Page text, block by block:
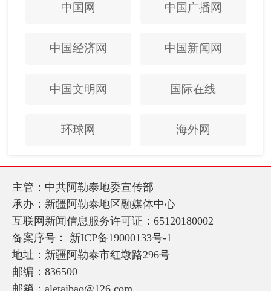
中国网 中国广播网
中国经济网 中国新闻网
中国文明网 国际在线
环球网 海外网
主管：中共阿勒泰地委宣传部
承办：新疆阿勒泰地区融媒体中心
互联网新闻信息服务许可证：65120180002
备案序号： 新ICP备19000133号-1
地址：新疆阿勒泰市红墩路296号
邮编：836500
邮箱：aletaibao@126.com